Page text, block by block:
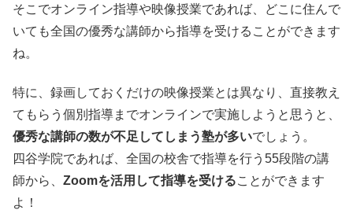
そこでオンライン指導や映像授業であれば、どこに住んで
いても全国の優秀な講師から指導を受けることができます
ね。
特に、録画しておくだけの映像授業とは異なり、直接教え
てもらう個別指導までオンラインで実施しようと思うと、
優秀な講師の数が不足してしまう塾が多いでしょう。
四谷学院であれば、全国の校舎で指導を行う55段階の講
師から、 Zoomを活用して指導を受けることができます
よ！